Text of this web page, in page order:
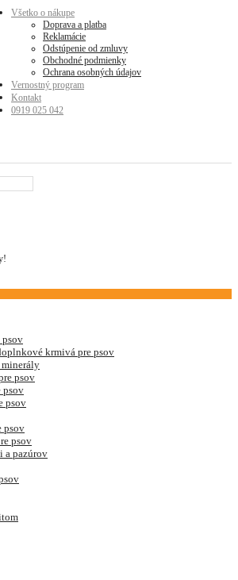
Všetko o nákupe
Doprava a platba
Reklamácie
Odstúpenie od zmluvy
Obchodné podmienky
Ochrana osobných údajov
Vernostný program
Kontakt
0919 025 042
psov
krmivá pre psov
psov
psov
psov
psov
psov
a pazúrov